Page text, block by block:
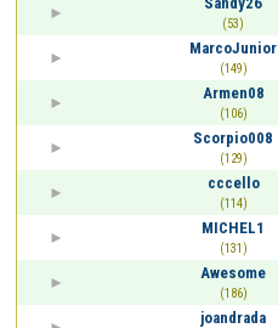
(53)
MarcoJunior
(149)
Armen08
(106)
Scorpio008
(129)
cccello
(114)
MICHEL1
(131)
Awesome
(186)
joandrada